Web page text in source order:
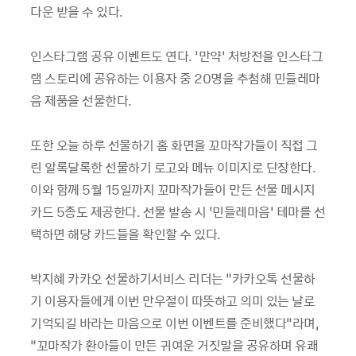
다운 받을 수 있다.
인스타그램 공유 이벤트도 연다. ‘만약’ 처방전을 인스타그
램 스토리에 공유하는 이용자 중 20명을 추첨해 민들레마
음 제품을 선물한다.
또한 오늘 하루 선물하기 홈 화면을 꼬마작가들이 직접 그
린 알록달록한 선물하기 로고와 메뉴 이미지로 단장한다.
이와 함께 5월 15일까지 꼬마작가들이 만든 선물 메시지
카드 5종도 제공한다. 선물 발송 시 ‘민들레마음’ 테마를 선
택하면 해당 카드들을 확인할 수 있다.
박지혜 카카오 선물하기서비스 리더는 “카카오톡 선물하
기 이용자들에게 이번 만우절이 따뜻하고 의미 있는 날로
기억되길 바라는 마음으로 이번 이벤트를 준비했다”라며,
“꼬마작가 환아들이 만든 귀여운 거짓말을 공유하며 유쾌